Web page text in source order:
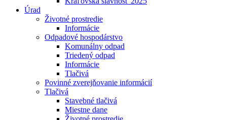
Úrad
Životné prostredie
Informácie
Odpadové hospodárstvo
Komunálny odpad
Triedený odpad
Informácie
Tlačivá
Povinné zverejňovanie informácií
Tlačivá
Stavebné tlačivá
Miestne dane